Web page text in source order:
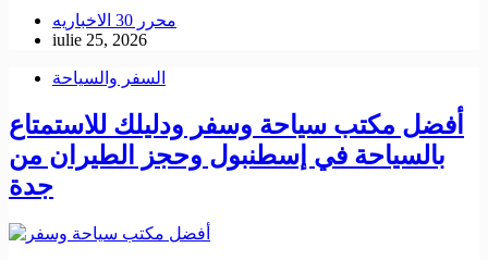
محرر 30 الاخباريه
iulie 25, 2026
السفر والسياحة
أفضل مكتب سياحة وسفر ودليلك للاستمتاع
بالسياحة في إسطنبول وحجز الطيران من
جدة